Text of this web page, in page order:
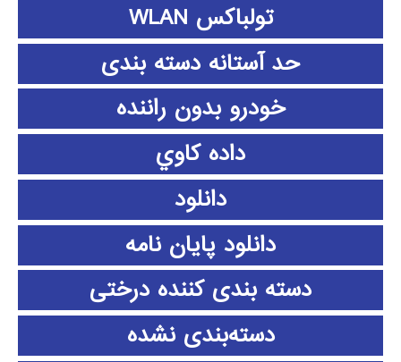
تولباکس WLAN
حد آستانه دسته بندی
خودرو بدون راننده
داده كاوي
دانلود
دانلود پايان نامه
دسته بندی کننده درختی
دسته‌بندی نشده